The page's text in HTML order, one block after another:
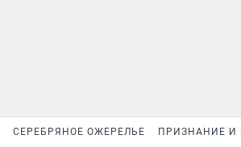
СЕРЕБРЯНОЕ ОЖЕРЕЛЬЕ ПРИЗНАНИЕ И